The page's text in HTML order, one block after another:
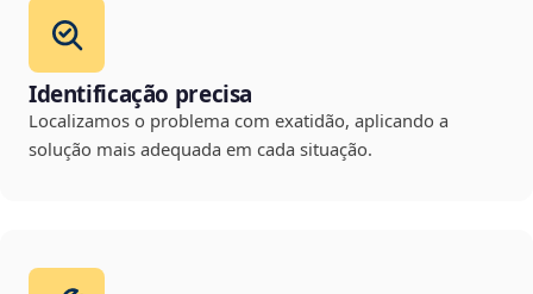
Identificação precisa
Localizamos o problema com exatidão, aplicando a
solução mais adequada em cada situação.